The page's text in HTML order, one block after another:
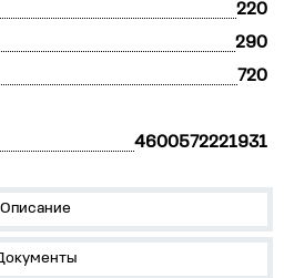
220
290
720
4600572221931
Описание